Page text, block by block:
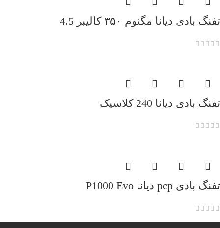
تفنگ بادی دیانا مگنوم ۳۵۰ کالیبر 4.5
تفنگ بادی دیانا 240 کلاسیک
تفنگ بادی pcp دیانا P1000 Evo